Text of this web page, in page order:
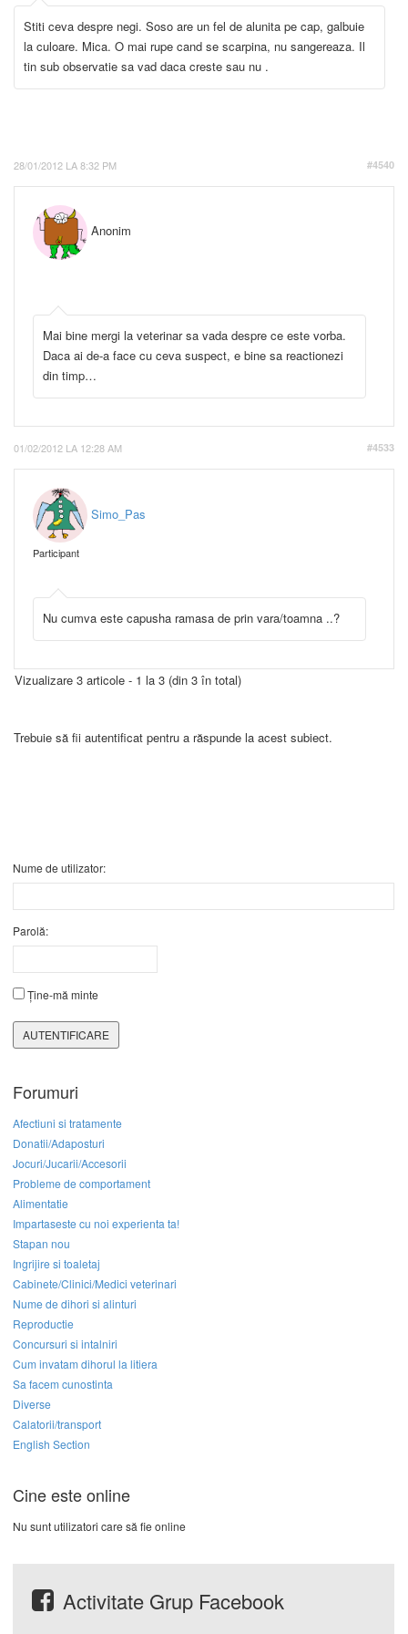
Stiti ceva despre negi. Soso are un fel de alunita pe cap, galbuie
la culoare. Mica. O mai rupe cand se scarpina, nu sangereaza. Il
tin sub observatie sa vad daca creste sau nu .
28/01/2012 LA 8:32 PM #4540
Anonim
Mai bine mergi la veterinar sa vada despre ce este vorba.
Daca ai de-a face cu ceva suspect, e bine sa reactionezi
din timp…
01/02/2012 LA 12:28 AM #4533
Simo_Pas
Participant
Nu cumva este capusha ramasa de prin vara/toamna ..?
Vizualizare 3 articole - 1 la 3 (din 3 în total)
Trebuie să fii autentificat pentru a răspunde la acest subiect.
Nume de utilizator:
Parolă:
Ține-mă minte
AUTENTIFICARE
Forumuri
Afectiuni si tratamente
Donatii/Adaposturi
Jocuri/Jucarii/Accesorii
Probleme de comportament
Alimentatie
Impartaseste cu noi experienta ta!
Stapan nou
Ingrijire si toaletaj
Cabinete/Clinici/Medici veterinari
Nume de dihori si alinturi
Reproductie
Concursuri si intalniri
Cum invatam dihorul la litiera
Sa facem cunostinta
Diverse
Calatorii/transport
English Section
Cine este online
Nu sunt utilizatori care să fie online
Activitate Grup Facebook